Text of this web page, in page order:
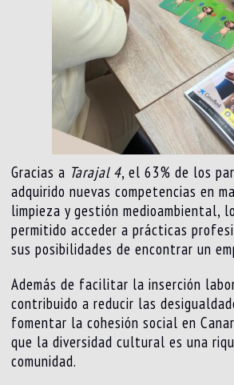
Gracias a Tarajal 4, el 63% de los
adquirido nuevas competencias en
limpieza y gestión medioambiental,
permitido acceder a prácticas
sus posibilidades de encontrar un
Además de facilitar la inserción
contribuido a reducir las
fomentar la cohesión social en
que la diversidad cultural es una
comunidad.